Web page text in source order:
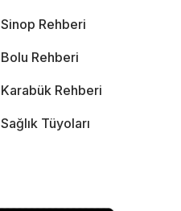
Sinop Rehberi
Bolu Rehberi
Karabük Rehberi
Sağlık Tüyoları